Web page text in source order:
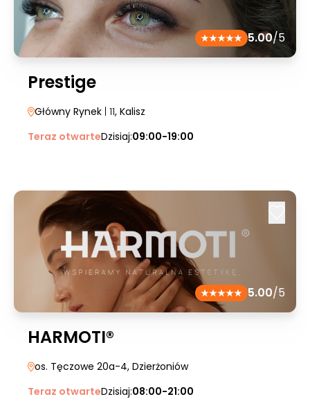
5.00/5
Prestige
Główny Rynek | 11, Kalisz
Teraz otwarteDzisiaj:09:00-19:00
5.00/5
HARMOTI®
os. Tęczowe 20a-4, Dzierżoniów
Teraz otwarteDzisiaj:08:00-21:00